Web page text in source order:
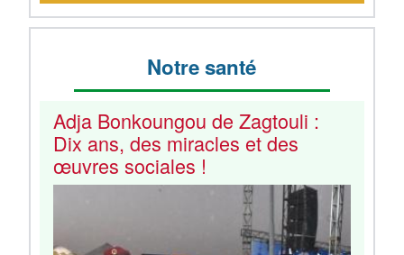
Notre santé
Adja Bonkoungou de Zagtouli :
Dix ans, des miracles et des
œuvres sociales !